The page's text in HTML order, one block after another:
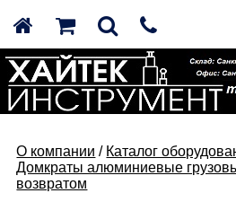
О компании / Каталог
Домкраты алюминиевые
возвратом